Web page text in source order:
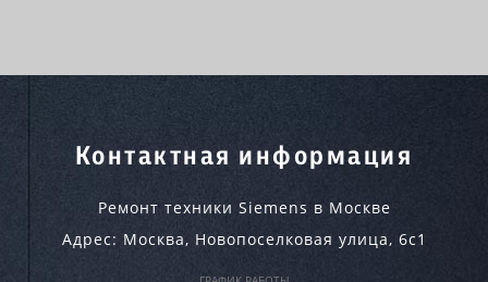
Контактная информация
Ремонт техники Siemens в Москве
Адрес: Москва, Новопоселковая улица, 6с1